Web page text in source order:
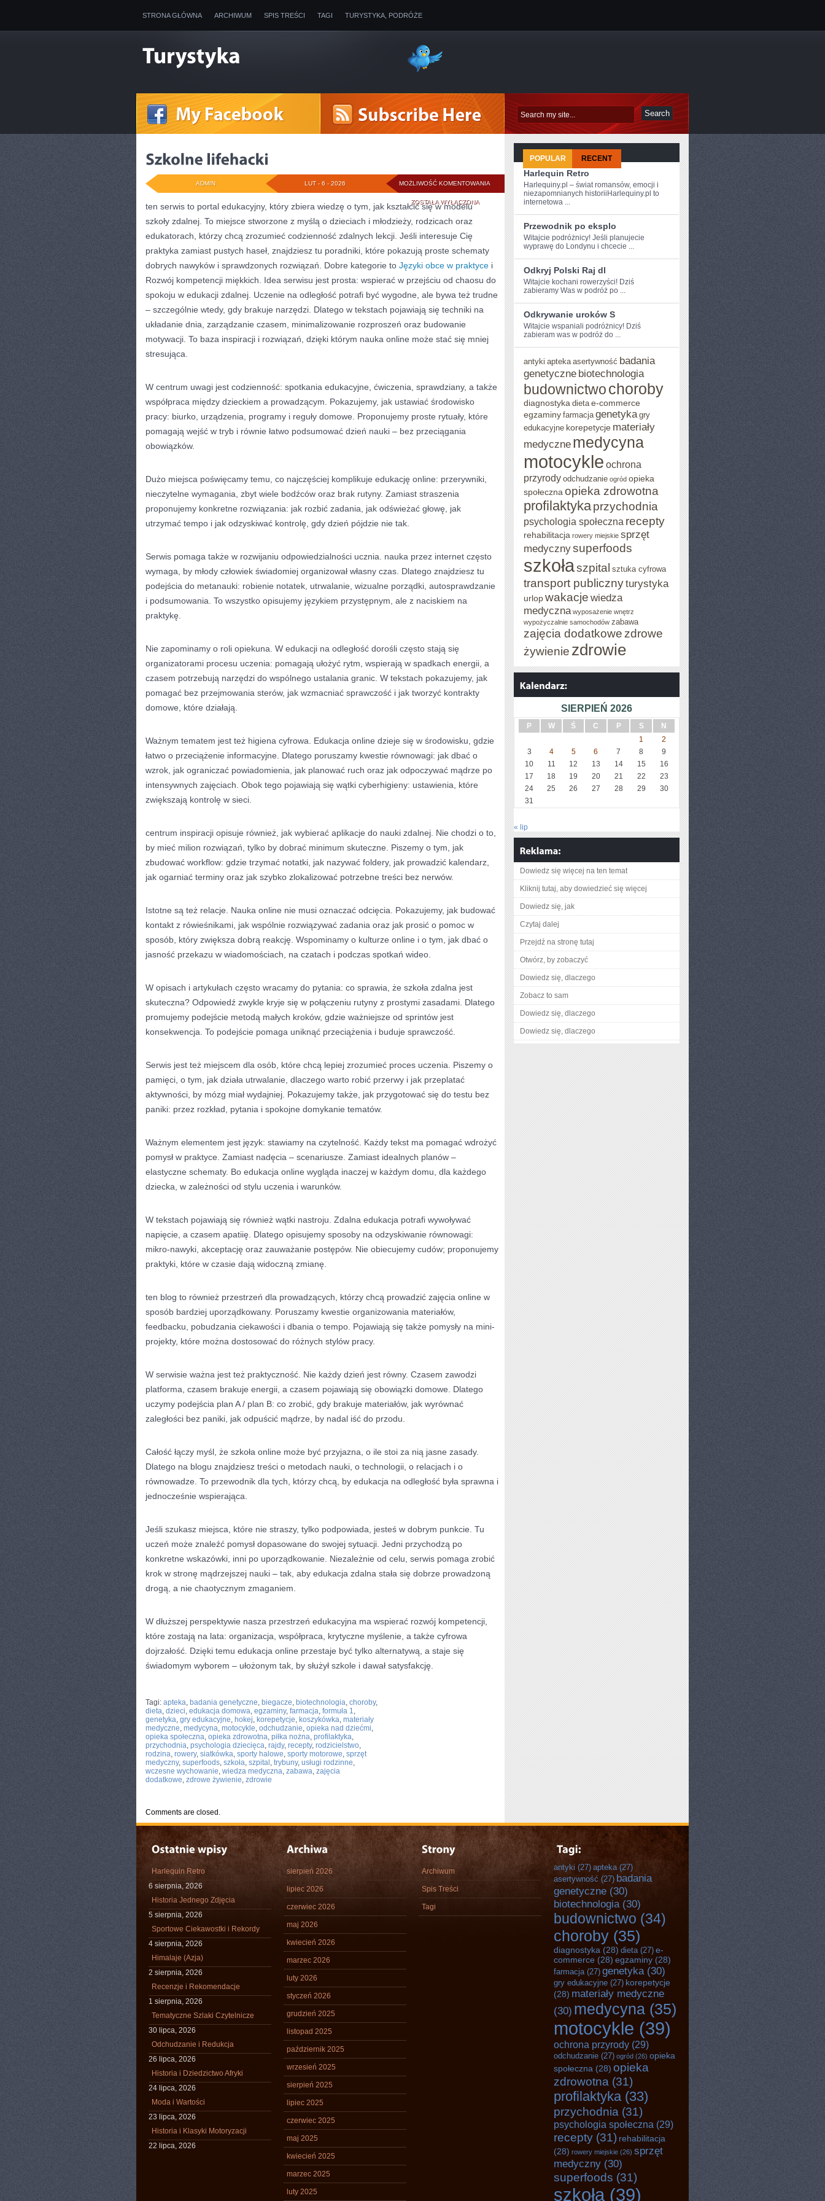
STRONA GŁÓWNA ARCHIWUM SPIS TREŚCI TAGI TURYSTYKA, PODRÓŻE
MOŻLIWOŚĆ KOMENTOWANIA SZKOLNE
LIFEHACKI
ZOSTAŁA WYŁĄCZONA
LUT - 6 - 2026
ADMIN
ten serwis to portal edukacyjny, który zbiera wiedzę o tym, jak kształcić się w modelu
szkoły zdalnej. To miejsce stworzone z myślą o dzieciach i młodzieży, rodzicach oraz
edukatorach, którzy chcą zrozumieć codzienność zdalnych lekcji. Jeśli interesuje Cię
praktyka zamiast pustych haseł, znajdziesz tu poradniki, które pokazują proste schematy
dobrych nawyków i sprawdzonych rozwiązań. Dobre kategorie to Języki obce w praktyce i
Rozwój kompetencji miękkich. Idea serwisu jest prosta: wspierać w przejściu od chaosu do
spokoju w edukacji zdalnej. Uczenie na odległość potrafi być wygodne, ale bywa też trudne
– szczególnie wtedy, gdy brakuje narzędzi. Dlatego w tekstach pojawiają się techniki na
układanie dnia, zarządzanie czasem, minimalizowanie rozproszeń oraz budowanie
motywacji. To baza inspiracji i rozwiązań, dzięki którym nauka online może stać się mniej
stresująca.
W centrum uwagi jest codzienność: spotkania edukacyjne, ćwiczenia, sprawdziany, a także
współpraca między dzieckiem a prowadzącym. Pokazujemy, jak ustawiać środowisko
pracy: biurko, urządzenia, programy i reguły domowe. Proponujemy proste rytuały, które
pomagają wejść w tryb i równie łatwo podsumować dzień nauki – bez przeciągania
obowiązków.
Dużo miejsca poświęcamy temu, co najczęściej komplikuje edukację online: przerywniki,
nieczytelne wymagania, zbyt wiele bodźców oraz brak rutyny. Zamiast straszenia
proponujemy konkretne rozwiązania: jak rozbić zadania, jak odświeżać głowę, jak
utrzymać tempo i jak odzyskiwać kontrolę, gdy dzień pójdzie nie tak.
Serwis pomaga także w rozwijaniu odpowiedzialności ucznia. nauka przez internet często
wymaga, by młody człowiek świadomiej organizował własny czas. Dlatego znajdziesz tu
podejścia do metanauki: robienie notatek, utrwalanie, wizualne porządki, autosprawdzanie
i podsumowania. To wszystko opisujemy językiem przystępnym, ale z naciskiem na
praktykę.
Nie zapominamy o roli opiekuna. W edukacji na odległość dorośli często stają się
organizatorami procesu uczenia: pomagają ułożyć rytm, wspierają w spadkach energii, a
czasem potrzebują narzędzi do wspólnego ustalania granic. W tekstach pokazujemy, jak
pomagać bez przejmowania sterów, jak wzmacniać sprawczość i jak tworzyć kontrakty
domowe, które działają.
Ważnym tematem jest też higiena cyfrowa. Edukacja online dzieje się w środowisku, gdzie
łatwo o przeciążenie informacyjne. Dlatego poruszamy kwestie równowagi: jak dbać o
wzrok, jak ograniczać powiadomienia, jak planować ruch oraz jak odpoczywać mądrze po
intensywnych zajęciach. Obok tego pojawiają się wątki cyberhigieny: ustawienia, które
zwiększają kontrolę w sieci.
centrum inspiracji opisuje również, jak wybierać aplikacje do nauki zdalnej. Nie chodzi o to,
by mieć milion rozwiązań, tylko by dobrać minimum skuteczne. Piszemy o tym, jak
zbudować workflow: gdzie trzymać notatki, jak nazywać foldery, jak prowadzić kalendarz,
jak ogarniać terminy oraz jak szybko zlokalizować potrzebne treści bez nerwów.
Istotne są też relacje. Nauka online nie musi oznaczać odcięcia. Pokazujemy, jak budować
kontakt z rówieśnikami, jak wspólnie rozwiązywać zadania oraz jak prosić o pomoc w
sposób, który zwiększa dobrą reakcję. Wspominamy o kulturze online i o tym, jak dbać o
jasność przekazu w wiadomościach, na czatach i podczas spotkań wideo.
W opisach i artykułach często wracamy do pytania: co sprawia, że szkoła zdalna jest
skuteczna? Odpowiedź zwykle kryje się w połączeniu rutyny z prostymi zasadami. Dlatego
promujemy podejście metodą małych kroków, gdzie ważniejsze od sprintów jest
konsekwencja. To podejście pomaga uniknąć przeciążenia i buduje sprawczość.
Serwis jest też miejscem dla osób, które chcą lepiej zrozumieć proces uczenia. Piszemy o
pamięci, o tym, jak działa utrwalanie, dlaczego warto robić przerwy i jak przeplatać
aktywności, by mózg miał wydajniej. Pokazujemy także, jak przygotować się do testu bez
paniki: przez rozkład, pytania i spokojne domykanie tematów.
Ważnym elementem jest język: stawiamy na czytelność. Każdy tekst ma pomagać wdrożyć
pomysł w praktyce. Zamiast nadęcia – scenariusze. Zamiast idealnych planów –
elastyczne schematy. Bo edukacja online wygląda inaczej w każdym domu, dla każdego
dziecka, w zależności od stylu uczenia i warunków.
W tekstach pojawiają się również wątki nastroju. Zdalna edukacja potrafi wywoływać
napięcie, a czasem apatiię. Dlatego opisujemy sposoby na odzyskiwanie równowagi:
mikro-nawyki, akceptację oraz zauważanie postępów. Nie obiecujemy cudów; proponujemy
praktyki, które w czasie dają widoczną zmianę.
ten blog to również przestrzeń dla prowadzących, którzy chcą prowadzić zajęcia online w
sposób bardziej uporządkowany. Poruszamy kwestie organizowania materiałów,
feedbacku, pobudzania ciekawości i dbania o tempo. Pojawiają się także pomysły na mini-
projekty, które można dostosować do różnych stylów pracy.
W serwisie ważna jest też praktyczność. Nie każdy dzień jest równy. Czasem zawodzi
platforma, czasem brakuje energii, a czasem pojawiają się obowiązki domowe. Dlatego
uczymy podejścia plan A / plan B: co zrobić, gdy brakuje materiałów, jak wyrównać
zaległości bez paniki, jak odpuścić mądrze, by nadal iść do przodu.
Całość łączy myśl, że szkoła online może być przyjazna, o ile stoi za nią jasne zasady.
Dlatego na blogu znajdziesz treści o metodach nauki, o technologii, o relacjach i o
równowadze. To przewodnik dla tych, którzy chcą, by edukacja na odległość była sprawna i
jednocześnie wspierająca.
Jeśli szukasz miejsca, które nie straszy, tylko podpowiada, jesteś w dobrym punkcie. Tu
uczeń może znaleźć pomysł dopasowane do swojej sytuacji. Jedni przychodzą po
konkretne wskazówki, inni po uporządkowanie. Niezależnie od celu, serwis pomaga zrobić
krok w stronę mądrzejszej nauki – tak, aby edukacja zdalna stała się dobrze prowadzoną
drogą, a nie chaotycznym zmaganiem.
W dłuższej perspektywie nasza przestrzeń edukacyjna ma wspierać rozwój kompetencji,
które zostają na lata: organizacja, współpraca, krytyczne myślenie, a także cyfrowa
dojrzałość. Dzięki temu edukacja online przestaje być tylko alternatywą, a staje się
świadomym wyborem – ułożonym tak, by służył szkole i dawał satysfakcję.
Tagi: apteka, badania genetyczne, biegacze, biotechnologia, choroby,
dieta, dzieci, edukacja domowa, egzaminy, farmacja, formuła 1,
genetyka, gry edukacyjne, hokej, korepetycje, koszykówka, materiały
medyczne, medycyna, motocykle, odchudzanie, opieka nad dziećmi,
opieka społeczna, opieka zdrowotna, piłka nożna, profilaktyka,
przychodnia, psychologia dziecięca, rajdy, recepty, rodzicielstwo,
rodzina, rowery, siatkówka, sporty halowe, sporty motorowe, sprzęt
medyczny, superfoods, szkoła, szpital , trybuny, usługi rodzinne,
wczesne wychowanie, wiedza medyczna, zabawa, zajęcia
dodatkowe, zdrowe żywienie, zdrowie
Comments are closed.
POPULAR RECENT
Harlequin Retro
Harlequiny.pl – świat romansów, emocji i
niezapomnianych historiiHarlequiny.pl to
internetowa ...
Przewodnik po eksplo
Witajcie ⁤podróżnicy! Jeśli ‍planujecie
wyprawę do Londynu i chcecie ...
Odkryj Polski Raj dl
Witajcie kochani rowerzyści! Dziś
zabieramy Was w podróż po ...
Odkrywanie uroków S
Witajcie ⁢wspaniali podróżnicy! Dziś⁢
zabieram was w‌ podróż ⁣do ...
antyki apteka asertywność badania
genetyczne biotechnologia
budownictwochoroby
diagnostyka dieta e-commerce
egzaminy farmacja genetyka gry
edukacyjne korepetycje materiały
medyczne medycyna
motocykle ochrona
przyrody odchudzanie ogród opieka
społeczna opieka zdrowotna
profilaktykaprzychodnia
psychologia społeczna recepty
rehabilitacja rowery miejskie sprzęt
medycznysuperfoods
szkołaszpital sztuka cyfrowa
transport publicznyturystyka
urlopwakacje wiedza
medyczna wyposażenie wnętrz
wypożyczalnie samochodów zabawa
zajęcia dodatkowe zdrowe
żywienie zdrowie
SIERPIEŃ 2026
P W Ś C P S
N
1
2
3
4 5 6 7 8
9
10
11 12 13 14 15
16
17
18 19 20 21 22
23
24
25 26 27 28 29
30
31
« lip
Dowiedz się więcej na ten temat
Kliknij tutaj, aby dowiedzieć się więcej
Dowiedz się, jak
Czytaj dalej
Przejdź na stronę tutaj
Otwórz, by zobaczyć
Dowiedz się, dlaczego
Zobacz to sam
Dowiedz się, dlaczego
Dowiedz się, dlaczego
Harlequin Retro
6 sierpnia, 2026
Historia Jednego Zdjęcia
5 sierpnia, 2026
Sportowe Ciekawostki i Rekordy
4 sierpnia, 2026
Himalaje (Azja)
2 sierpnia, 2026
Recenzje i Rekomendacje
1 sierpnia, 2026
Tematyczne Szlaki Czytelnicze
30 lipca, 2026
Odchudzanie i Redukcja
26 lipca, 2026
Historia i Dziedzictwo Afryki
24 lipca, 2026
Moda i Wartości
23 lipca, 2026
Historia i Klasyki Motoryzacji
22 lipca, 2026
sierpień 2026
lipiec 2026
czerwiec 2026
maj 2026
kwiecień 2026
marzec 2026
luty 2026
styczeń 2026
grudzień 2025
listopad 2025
październik 2025
wrzesień 2025
sierpień 2025
lipiec 2025
czerwiec 2025
maj 2025
kwiecień 2025
marzec 2025
luty 2025
Archiwum
Spis Treści
Tagi
antyki (27) apteka(27)
asertywność (27) badania
genetyczne (30)
biotechnologia(30)
budownictwo (34)
choroby (35)
diagnostyka (28) dieta(27) e-
commerce (28) egzaminy (28)
farmacja(27) genetyka(30)
gry edukacyjne (27) korepetycje
(28) materiały medyczne
(30) medycyna (35)
motocykle (39)
ochrona przyrody (29)
odchudzanie (27) ogród (26) opieka
społeczna (28) opieka
zdrowotna (31)
profilaktyka(33)
przychodnia (31)
psychologia społeczna (29)
recepty (31) rehabilitacja
(28) rowery miejskie (26) sprzęt
medyczny (30)
superfoods (31)
szkoła (39)